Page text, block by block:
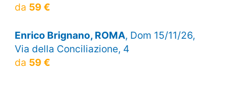
da 59 €
Enrico Brignano, ROMA, Dom 15/11/26,
Via della Conciliazione, 4
da 59 €